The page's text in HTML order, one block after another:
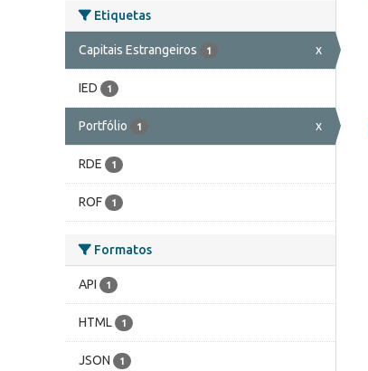
Etiquetas
Capitais Estrangeiros 1 x
IED 1
Portfólio 1 x
RDE 1
ROF 1
Formatos
API 1
HTML 1
JSON 1